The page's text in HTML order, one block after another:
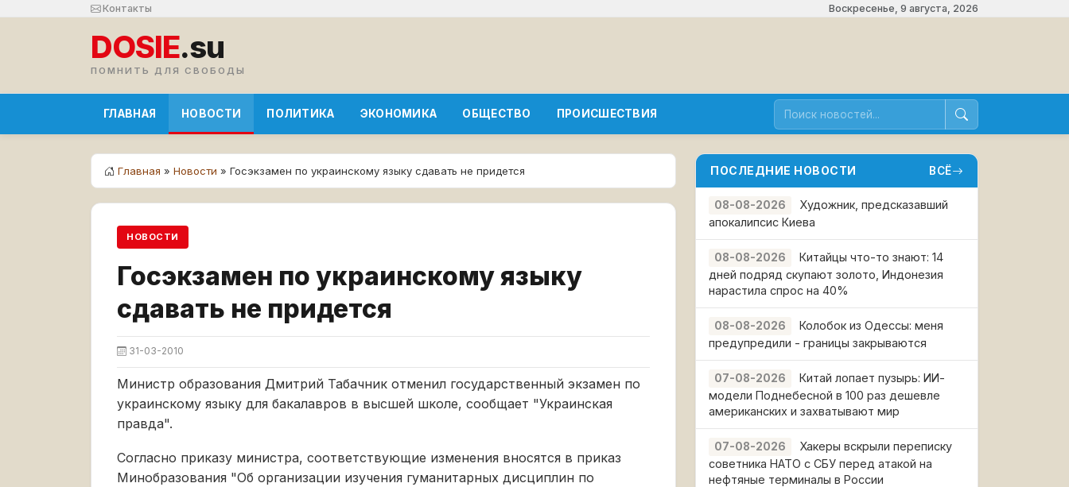
Контакты Воскресенье, 9 августа, 2026
DOSIE.su
ПОМНИТЬ ДЛЯ СВОБОДЫ
ГЛАВНАЯ НОВОСТИ ПОЛИТИКА ЭКОНОМИКА ОБЩЕСТВО ПРОИСШЕСТВИЯ
Главная » Новости » Госэкзамен по украинскому языку сдавать не придется
НОВОСТИ
Госэкзамен по украинскому языку
сдавать не придется
31-03-2010
Министр образования Дмитрий Табачник отменил государственный экзамен по
украинскому языку для бакалавров в высшей школе, сообщает "Украинская
правда".
Согласно приказу министра, соответствующие изменения вносятся в приказ
Минобразования "Об организации изучения гуманитарных дисциплин по
ПОСЛЕДНИЕ НОВОСТИ ВСЁ
08-08-2026
Художник, предсказавший
апокалипсис Киева
08-08-2026
Китайцы что-то знают: 14
дней подряд скупают золото, Индонезия
нарастила спрос на 40%
08-08-2026
Колобок из Одессы: меня
предупредили - границы закрываются
07-08-2026
Китай лопает пузырь: ИИ-
модели Поднебесной в 100 раз дешевле
американских и захватывают мир
07-08-2026
Хакеры вскрыли переписку
советника НАТО с СБУ перед атакой на
нефтяные терминалы в России